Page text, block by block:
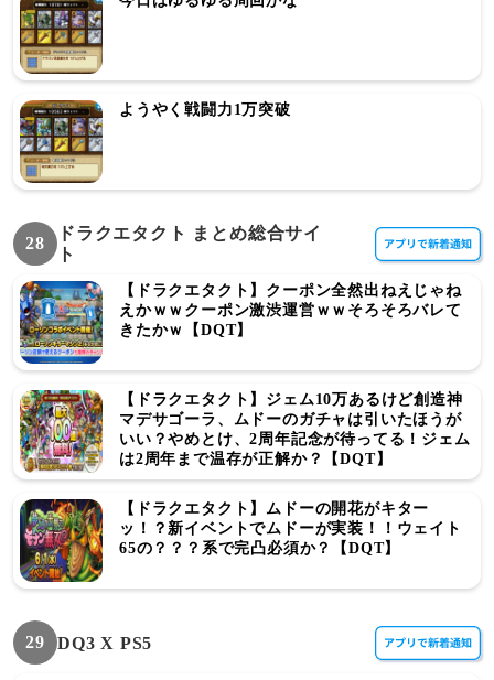
ようやく戦闘力1万突破
28
ドラクエタクト まとめ総合サイ
ト
【ドラクエタクト】クーポン全然出ねえじゃね
えかｗｗクーポン激渋運営ｗｗそろそろバレて
きたかｗ【DQT】
【ドラクエタクト】ジェム10万あるけど創造神
マデサゴーラ、ムドーのガチャは引いたほうが
いい？やめとけ、2周年記念が待ってる！ジェム
は2周年まで温存が正解か？【DQT】
【ドラクエタクト】ムドーの開花がキター
ッ！？新イベントでムドーが実装！！ウェイト
65の？？？系で完凸必須か？【DQT】
29 DQ3 X PS5